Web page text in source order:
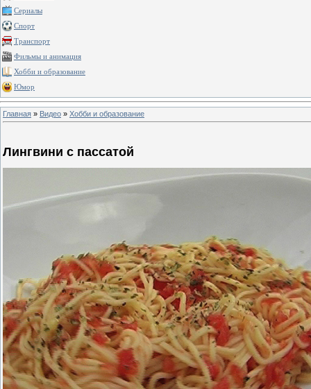
Сериалы
Спорт
Транспорт
Фильмы и анимация
Хобби и образование
Юмор
Главная » Видео » Хобби и образование
Лингвини с пассатой